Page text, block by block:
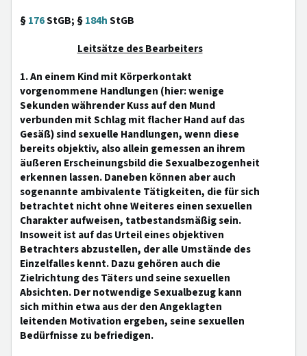
§176StGB; §184hStGB
Leitsätze des Bearbeiters
1. An einem Kind mit Körperkontakt
vorgenommene Handlungen (hier: wenige
Sekunden währender Kuss auf den Mund
verbunden mit Schlag mit flacher Hand auf das
Gesäß) sind sexuelle Handlungen, wenn diese
bereits objektiv, also allein gemessen an ihrem
äußeren Erscheinungsbild die Sexualbezogenheit
erkennen lassen. Daneben können aber auch
sogenannte ambivalente Tätigkeiten, die für sich
betrachtet nicht ohne Weiteres einen sexuellen
Charakter aufweisen, tatbestandsmäßig sein.
Insoweit ist auf das Urteil eines objektiven
Betrachters abzustellen, der alle Umstände des
Einzelfalles kennt. Dazu gehören auch die
Zielrichtung des Täters und seine sexuellen
Absichten. Der notwendige Sexualbezug kann
sich mithin etwa aus der den Angeklagten
leitenden Motivation ergeben, seine sexuellen
Bedürfnisse zu befriedigen.